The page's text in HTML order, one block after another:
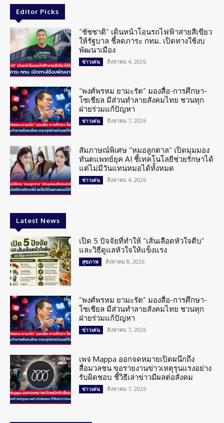
Editor Picks
“ชัชชาติ” เดินหน้าโอนรถไฟฟ้าสายสีเขียว
ให้รัฐบาล ชี้ลดภาระ กทม. เปิดทางใช้งบ
พัฒนาเมือง
ข่าวเด่น สิงหาคม 4, 2026
“พงศ์พรหม ยามะรัต” มองสื่อ-การศึกษา-
โซเชียล มีส่วนทำลายสังคมไทย ชวนทุก
ฝ่ายร่วมแก้ปัญหา
ข่าวเด่น สิงหาคม 7, 2026
สัมภาษณ์พิเศษ “หมอลูกตาล” เปิดมุมมอง
ทันตแพทย์ยุค AI ชี้เทคโนโลยีช่วยรักษาได้
แต่ไม่มีวันแทนหมอได้ทั้งหมด
ข่าวเด่น สิงหาคม 4, 2026
Latest News
เปิด 5 ปัจจัยที่ทำให้ “เส้นเลือดหัวใจตีบ”
และวิธีดูแลหัวใจให้แข็งแรง
สุขภาพ สิงหาคม 8, 2026
“พงศ์พรหม ยามะรัต” มองสื่อ-การศึกษา-
โซเชียล มีส่วนทำลายสังคมไทย ชวนทุก
ฝ่ายร่วมแก้ปัญหา
ข่าวเด่น สิงหาคม 7, 2026
เพจ Mappa ออกจดหมายเปิดผนึกถึง
สื่อมวลชน ขอรายงานข่าวเหตุรุนแรงอย่าง
รับผิดชอบ ชี้วิธีเล่าข่าวมีผลต่อสังคม
ข่าวเด่น สิงหาคม 7, 2026